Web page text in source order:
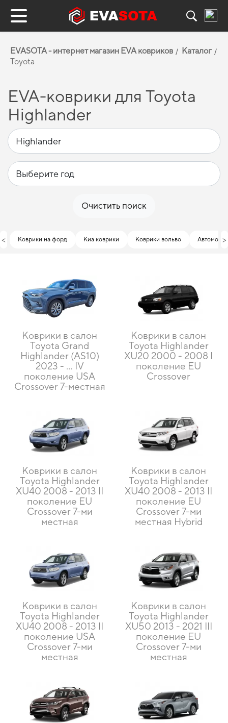
EVASOTA - интернет магазин EVA ковриков
Каталог
Toyota
EVA-коврики для Toyota
Highlander
Очистить поиск
< Коврики на форд Киа коврики Коврики вольво >
Коврики в салон
Toyota Grand
Highlander (AS10)
2023 - … IV
поколение USA
Crossover 7-местная
Коврики в салон
Toyota Highlander
XU20 2000 - 2008 I
поколение EU
Crossover
Коврики в салон
Toyota Highlander
XU40 2008 - 2013 II
поколение EU
Crossover 7-ми
местная
Коврики в салон
Toyota Highlander
XU40 2008 - 2013 II
поколение EU
Crossover 7-ми
местная Hybrid
Коврики в салон
Toyota Highlander
XU40 2008 - 2013 II
поколение USA
Crossover 7-ми
местная
Коврики в салон
Toyota Highlander
XU50 2013 - 2021 III
поколение EU
Crossover 7-ми
местная